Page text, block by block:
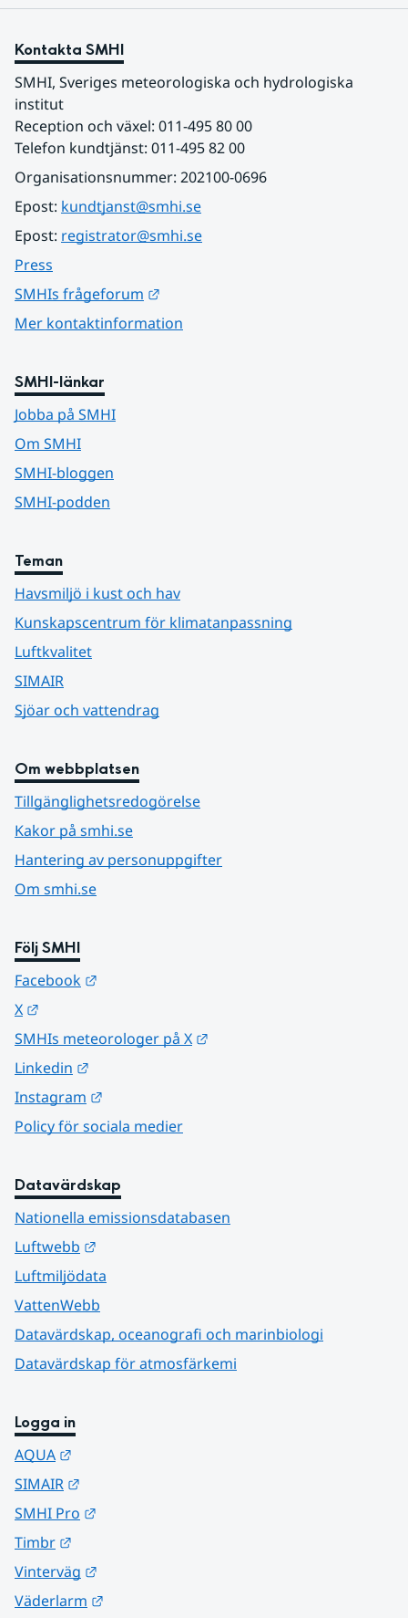
Kontakta SMHI
SMHI, Sveriges meteorologiska och hydrologiska
institut
Reception och växel: 011-495 80 00
Telefon kundtjänst: 011-495 82 00
Organisationsnummer: 202100-0696
Epost: kundtjanst@smhi.se
Epost: registrator@smhi.se
Press
SMHIs frågeforum
Mer kontaktinformation
SMHI-länkar
Jobba på SMHI
Om SMHI
SMHI-bloggen
SMHI-podden
Teman
Havsmiljö i kust och hav
Kunskapscentrum för klimatanpassning
Luftkvalitet
SIMAIR
Sjöar och vattendrag
Om webbplatsen
Tillgänglighetsredogörelse
Kakor på smhi.se
Hantering av personuppgifter
Om smhi.se
Följ SMHI
Facebook
X
SMHIs meteorologer på X
Linkedin
Instagram
Policy för sociala medier
Datavärdskap
Nationella emissionsdatabasen
Luftwebb
Luftmiljödata
VattenWebb
Datavärdskap, oceanografi och marinbiologi
Datavärdskap för atmosfärkemi
Logga in
AQUA
SIMAIR
SMHI Pro
Timbr
Vinterväg
Väderlarm